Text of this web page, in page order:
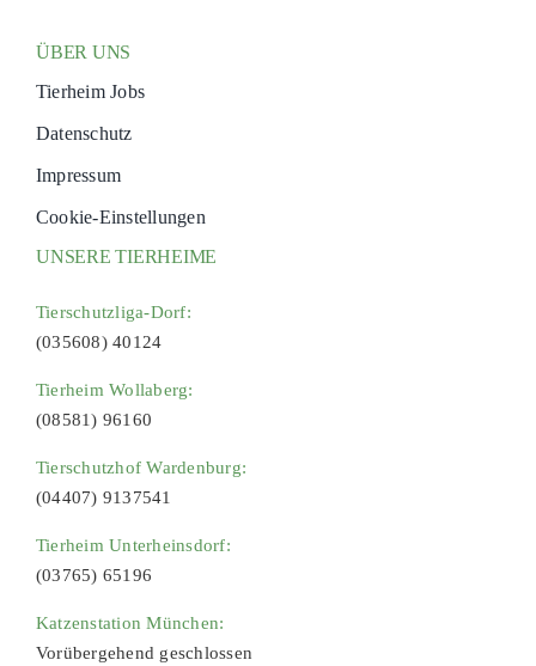
ÜBER UNS
Tierheim Jobs
Datenschutz
Impressum
Cookie-Einstellungen
UNSERE TIERHEIME
Tierschutzliga-Dorf:
(035608) 40124
Tierheim Wollaberg:
(08581) 96160
Tierschutzhof Wardenburg:
(04407) 9137541
Tierheim Unterheinsdorf:
(03765) 65196
Katzenstation München:
Vorübergehend geschlossen